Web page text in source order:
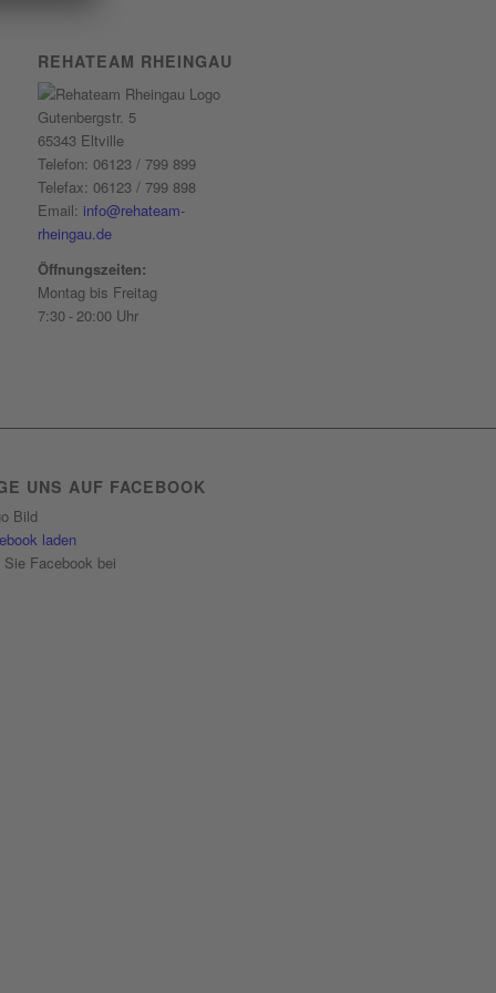
REHATEAM RHEINGAU
Gutenbergstr. 5
65343 Eltville
Telefon: 06123 / 799 899
Telefax: 06123 / 799 898
Email: info@rehateam-
rheingau.de
Öffnungszeiten:
Montag bis Freitag
7:30 - 20:00 Uhr
UNS AUF FACEBOOK
laden
Sie Facebook bei